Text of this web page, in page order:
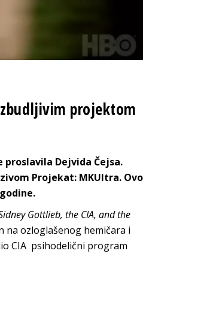
projektom
Dejvida Čejsa.
Projekat: MKUltra. Ovo
Gottlieb, the CIA, and the
na ozloglašenog hemičara i
CIA psihodelični program